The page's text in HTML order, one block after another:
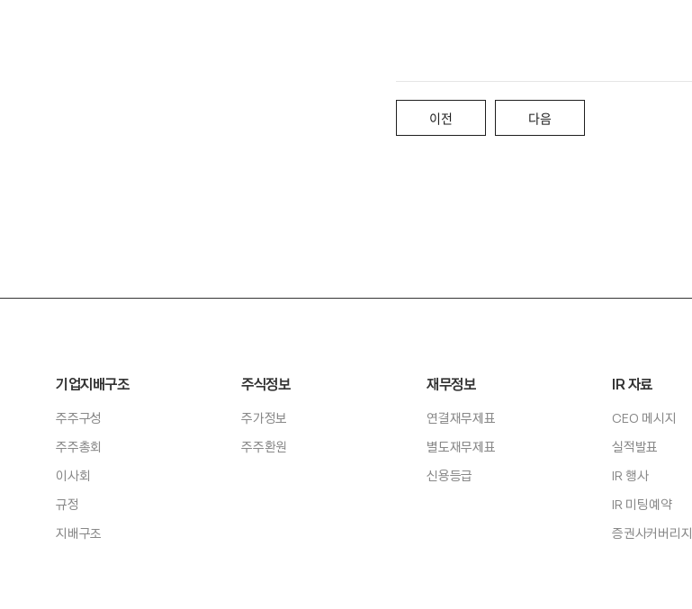
이전 다음
기업지배구조
주주구성
주주총회
이사회
규정
지배구조
주식정보
주가정보
주주환원
재무정보
연결재무제표
별도재무제표
신용등급
IR 자료
CEO 메시지
실적발표
IR 행사
IR 미팅예약
증권사커버리지